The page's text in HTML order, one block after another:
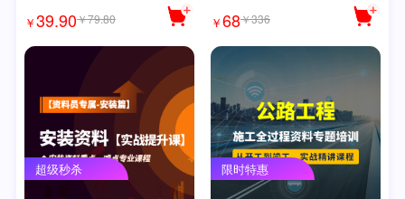
￥39.90￥79.80 ￥68￥336
超级秒杀 限时特惠